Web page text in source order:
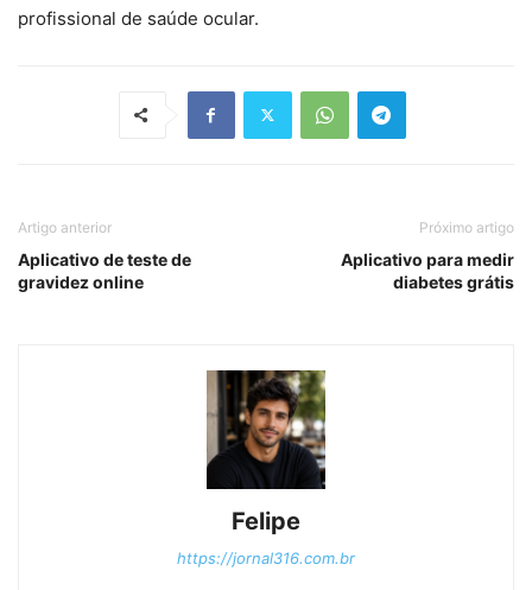
profissional de saúde ocular.
Artigo anterior
Aplicativo de teste de
gravidez online
Próximo artigo
Aplicativo para medir
diabetes grátis
Felipe
https://jornal316.com.br